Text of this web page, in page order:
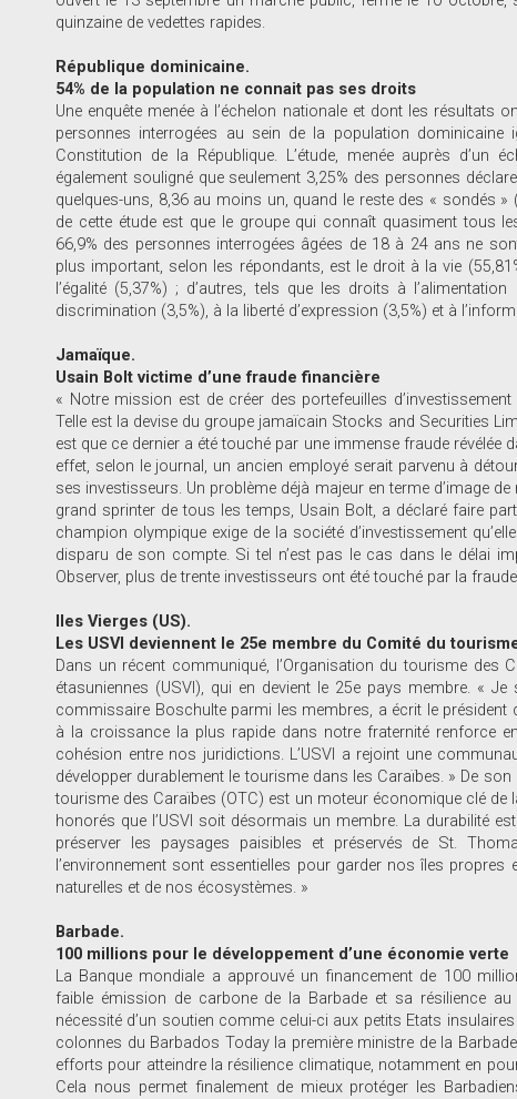
quinzaine de vedettes rapides.
République dominicaine.
54% de la population ne connait pas ses droits
Une enquête menée à l’échelon nationale et dont les résultats
personnes interrogées au sein de la population
Constitution de la République. L’étude, menée auprès
également souligné que seulement 3,25% des personnes
quelques-uns, 8,36 au moins un, quand le reste des « sondés
de cette étude est que le groupe qui connaît quasiment tous
66,9% des personnes interrogées âgées de 18 à 24 ans ne
plus important, selon les répondants, est le droit à la vie
l’égalité (5,37%) ; d’autres, tels que les droits à
discrimination (3,5%), à la liberté d’expression (3,5%) et à
Jamaïque.
Usain Bolt victime d’une fraude financière
« Notre mission est de créer des portefeuilles
Telle est la devise du groupe jamaïcain Stocks and Securities
est que ce dernier a été touché par une immense fraude
effet, selon le journal, un ancien employé serait parvenu à
ses investisseurs. Un problème déjà majeur en terme d’image
grand sprinter de tous les temps, Usain Bolt, a déclaré faire
champion olympique exige de la société d’investissement
disparu de son compte. Si tel n’est pas le cas dans le délai
Observer, plus de trente investisseurs ont été touché par la
Iles Vierges (US).
Les USVI deviennent le 25e membre du Comité du
Dans un récent communiqué, l’Organisation du tourisme des
étasuniennes (USVI), qui en devient le 25e pays membre. «
commissaire Boschulte parmi les membres, a écrit le président
à la croissance la plus rapide dans notre fraternité renforce
cohésion entre nos juridictions. L’USVI a rejoint une
développer durablement le tourisme dans les Caraïbes. » De
tourisme des Caraïbes (OTC) est un moteur économique clé
honorés que l’USVI soit désormais un membre. La durabilité
préserver les paysages paisibles et préservés de St.
l’environnement sont essentielles pour garder nos îles
naturelles et de nos écosystèmes. »
Barbade.
100 millions pour le développement d’une économie verte
La Banque mondiale a approuvé un financement de 100
faible émission de carbone de la Barbade et sa résilience
nécessité d’un soutien comme celui-ci aux petits Etats
colonnes du Barbados Today la première ministre de la
efforts pour atteindre la résilience climatique, notamment en
Cela nous permet finalement de mieux protéger les